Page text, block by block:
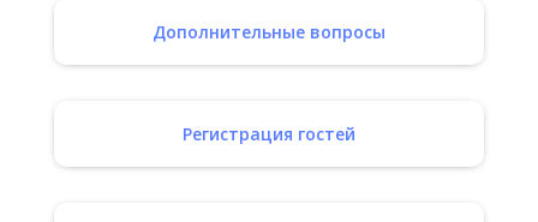
Дополнительные вопросы
Регистрация гостей